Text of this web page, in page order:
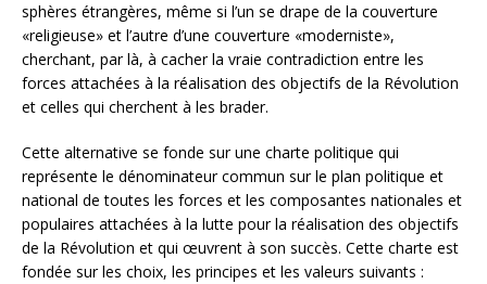
sphères étrangères, même si l’un se drape de la couverture
«religieuse» et l’autre d’une couverture «moderniste»,
cherchant, par là, à cacher la vraie contradiction entre les
forces attachées à la réalisation des objectifs de la Révolution
et celles qui cherchent à les brader.
Cette alternative se fonde sur une charte politique qui
représente le dénominateur commun sur le plan politique et
national de toutes les forces et les composantes nationales et
populaires attachées à la lutte pour la réalisation des objectifs
de la Révolution et qui œuvrent à son succès. Cette charte est
fondée sur les choix, les principes et les valeurs suivants :